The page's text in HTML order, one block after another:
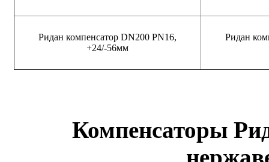
Ридан компенсатор DN200 PN16,
+24/-56мм
Ридан
Компенсаторы